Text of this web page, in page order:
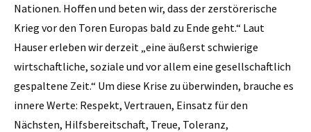
Nationen. Hoffen und beten wir, dass der zerstörerische
Krieg vor den Toren Europas bald zu Ende geht.“ Laut
Hauser erleben wir derzeit „eine äußerst schwierige
wirtschaftliche, soziale und vor allem eine gesellschaftlich
gespaltene Zeit.“ Um diese Krise zu überwinden, brauche es
innere Werte: Respekt, Vertrauen, Einsatz für den
Nächsten, Hilfsbereitschaft, Treue, Toleranz,